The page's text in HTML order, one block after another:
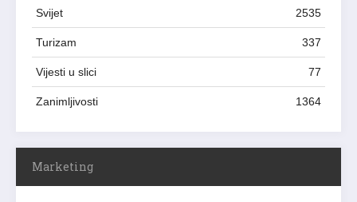
Svijet 2535
Turizam 337
Vijesti u slici 77
Zanimljivosti 1364
Marketing